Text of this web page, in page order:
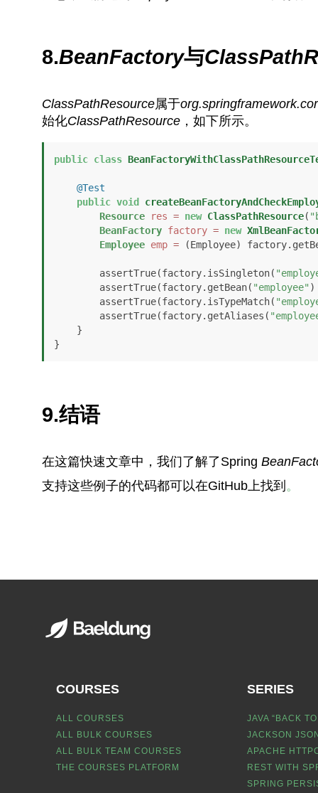
8.BeanFactory与
ClassPathResource属于
始化ClassPathResource，如下所示。
public class
@Test
public void
Resource
res = new ClassPathResource(
BeanFactory factory = new
Employee emp = (Employee)
        assertTrue(factory.isSingleton(
        assertTrue(factory.getBean(
"employee"
        assertTrue(factory.isTypeMatch(
        assertTrue(factory.getAliases(
}
9.结语
在这篇快速文章中，我们了解了Spring
支持这些例子的代码都可以在GitHub上找到 。
COURSES
ALL COURSES
ALL BULK COURSES
ALL BULK TEAM COURSES
THE COURSES PLATFORM
SERIES
JAVA “BACK
JACKSON
APACHE
REST WITH
SPRING